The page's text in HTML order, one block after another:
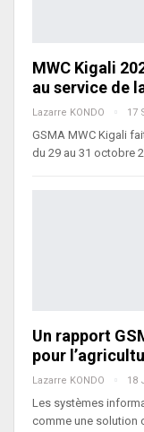
MWC Kigali
au service de
Lazarre KONDO 17
GSMA MWC Kigali
du 29 au 31 octobre
Un rapport
pour
Lazarre KONDO 18
Les systèmes
comme une solution